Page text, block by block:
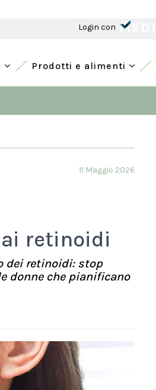
Login con
Prodotti e alimenti
11 Maggio 2026
retinoidi
dei retinoidi: stop
donne che pianificano